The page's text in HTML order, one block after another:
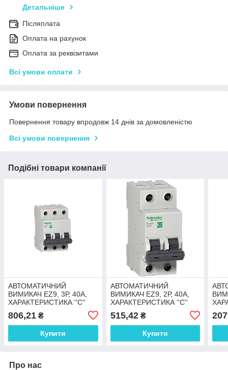
Детальніше
Післяплата
Оплата на рахунок
Оплата за реквізитами
Всі умови оплати
Умови повернення
Повернення товару впродовж 14 днів за домовленістю
Всі умови повернення
Подібні товари компанії
АВТОМАТИЧНИЙ
ВИМИКАЧ EZ9, 3Р, 40А,
ХАРАКТЕРИСТИКА ''С''
806,21 ₴
Купити
АВТОМАТИЧНИЙ
ВИМИКАЧ EZ9, 2Р, 40А,
ХАРАКТЕРИСТИКА ''С''
515,42₴
Купити
Про нас